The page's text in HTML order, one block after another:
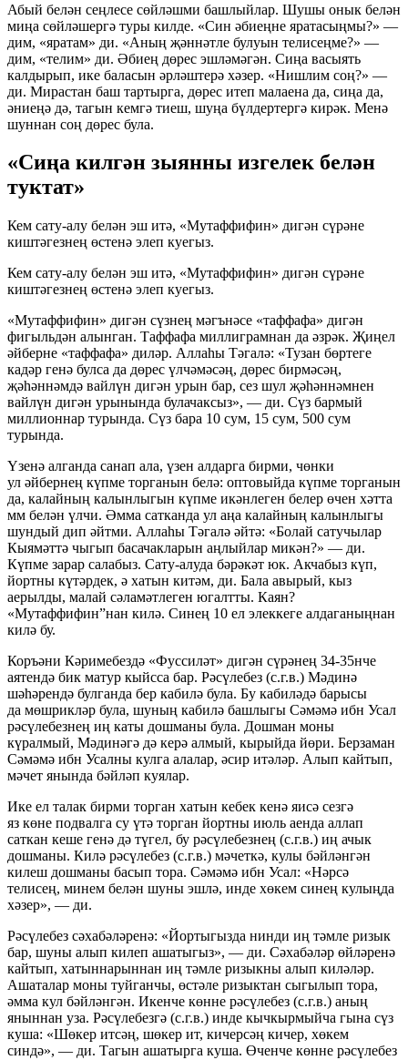
Абый белән сеңлесе сөйләшми башлыйлар. Шушы онык белән
миңа сөйләшергә туры килде. «Син әбиеңне яратасыңмы?» —
дим, «яратам» ди. «Аның җәннәтле булуын телисеңме?» —
дим, «телим» ди. Әбиең дөрес эшләмәгән. Сиңа васыять
калдырып, ике баласын әрләштерә хәзер. «Нишлим соң?» —
ди. Мирастан баш тартырга, дөрес итеп малаена да, сиңа да,
әниеңә дә, тагын кемгә тиеш, шуңа бүлдертергә кирәк. Менә
шуннан соң дөрес була.
«Сиңа килгән зыянны изгелек белән
туктат»
Кем сату-алу белән эш итә, «Мутаффифин» дигән сүрәне
киштәгезнең өстенә элеп куегыз.
Кем сату-алу белән эш итә, «Мутаффифин» дигән сүрәне
киштәгезнең өстенә элеп куегыз.
«Мутаффифин» дигән сүзнең мәгънәсе «таффафа» дигән
фигыльдән алынган. Таффафа миллиграмнан да әзрәк. Җиңел
әйберне «таффафа» диләр. Аллаһы Тәгалә: «Тузан бөртеге
кадәр генә булса да дөрес үлчәмәсәң, дөрес бирмәсәң,
җәһәннәмдә вайлүн дигән урын бар, сез шул җәһәннәмнен
вайлүн дигән урынында булачаксыз», — ди. Сүз бармый
миллионнар турында. Сүз бара 10 сум, 15 сум, 500 сум
турында.
Үзенә алганда санап ала, үзен алдарга бирми, чөнки
ул әйбернең күпме торганын белә: оптовыйда күпме торганын
да, калайның калынлыгын күпме икәнлеген белер өчен хәтта
мм белән үлчи. Әмма сатканда ул аңа калайның калынлыгы
шундый дип әйтми. Аллаһы Тәгалә әйтә: «Болай сатучылар
Кыямәттә чыгып басачакларын аңлыйлар микән?» — ди.
Күпме зарар салабыз. Сату-алуда бәрәкәт юк. Акчабыз күп,
йортны күтәрдек, ә хатын китәм, ди. Бала авырый, кыз
аерылды, малай сәламәтлеген югалтты. Каян?
«Мутаффифин”нан килә. Синең 10 ел элеккеге алдаганыңнан
килә бу.
Коръәни Кәримебездә «Фуссиләт» дигән сүрәнең 34-35нче
аятендә бик матур кыйсса бар. Рәсүлебез (с.г.в.) Мәдинә
шәһәрендә булганда бер кабилә була. Бу кабиләдә барысы
да мөшрикләр була, шуның кабилә башлыгы Сәмәмә ибн Усал
рәсүлебезнең иң каты дошманы була. Дошман моны
күралмый, Мәдинәгә дә керә алмый, кырыйда йөри. Берзаман
Сәмәмә ибн Усалны кулга алалар, әсир итәләр. Алып кайтып,
мәчет янында бәйләп куялар.
Ике ел талак бирми торган хатын кебек кенә яисә сезгә
яз көне подвалга су үтә торган йортны июль аенда аллап
саткан кеше генә дә түгел, бу рәсүлебезнең (с.г.в.) иң ачык
дошманы. Килә рәсүлебез (с.г.в.) мәчеткә, кулы бәйләнгән
килеш дошманы басып тора. Сәмәмә ибн Усал: «Нәрсә
телисең, минем белән шуны эшлә, инде хөкем синең кулыңда
хәзер», — ди.
Рәсүлебез сәхабәләренә: «Йортыгызда нинди иң тәмле ризык
бар, шуны алып килеп ашатыгыз», — ди. Сәхабәләр өйләренә
кайтып, хатыннарыннан иң тәмле ризыкны алып киләләр.
Ашаталар моны туйганчы, өстәле ризыктан сыгылып тора,
әмма кул бәйләнгән. Икенче көнне рәсүлебез (с.г.в.) аның
яныннан уза. Рәсүлебезгә (с.г.в.) инде кычкырмыйча гына сүз
куша: «Шөкер итсәң, шөкер ит, кичерсәң кичер, хөкем
синдә», — ди. Тагын ашатырга куша. Өченче көнне рәсүлебез